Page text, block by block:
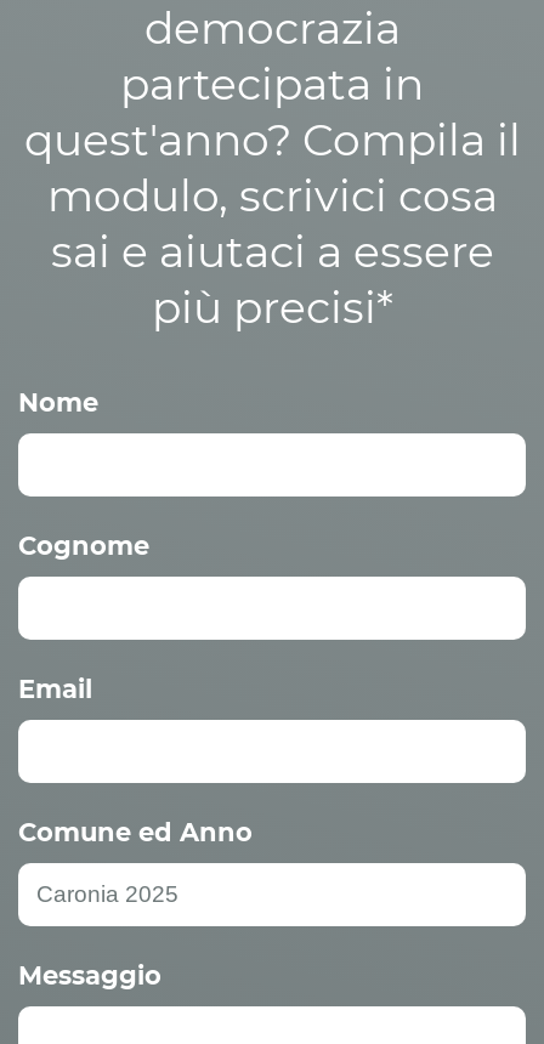
democrazia
partecipata in
quest'anno? Compila il
modulo, scrivici cosa
sai e aiutaci a essere
più precisi*
Nome
Cognome
Email
Comune ed Anno
Messaggio